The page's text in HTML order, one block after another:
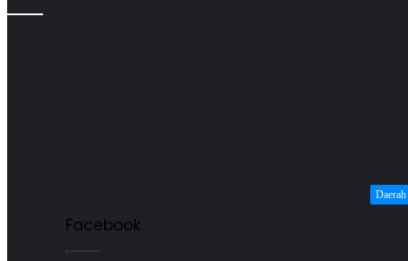
Daerah
Facebook